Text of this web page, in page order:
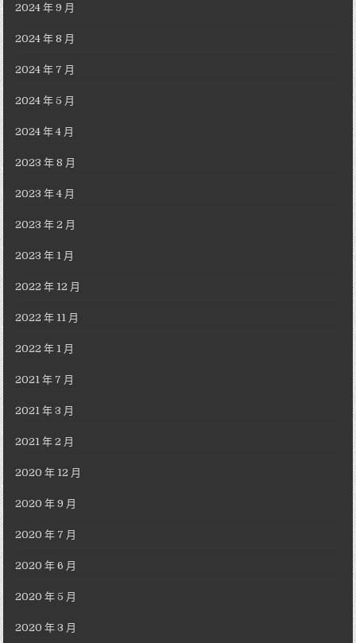
2024 年 9 月
2024 年 8 月
2024 年 7 月
2024 年 5 月
2024 年 4 月
2023 年 8 月
2023 年 4 月
2023 年 2 月
2023 年 1 月
2022 年 12 月
2022 年 11 月
2022 年 1 月
2021 年 7 月
2021 年 3 月
2021 年 2 月
2020 年 12 月
2020 年 9 月
2020 年 7 月
2020 年 6 月
2020 年 5 月
2020 年 3 月